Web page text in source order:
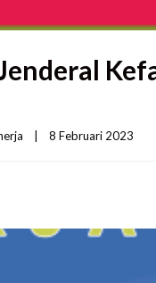
8 Februari 2023